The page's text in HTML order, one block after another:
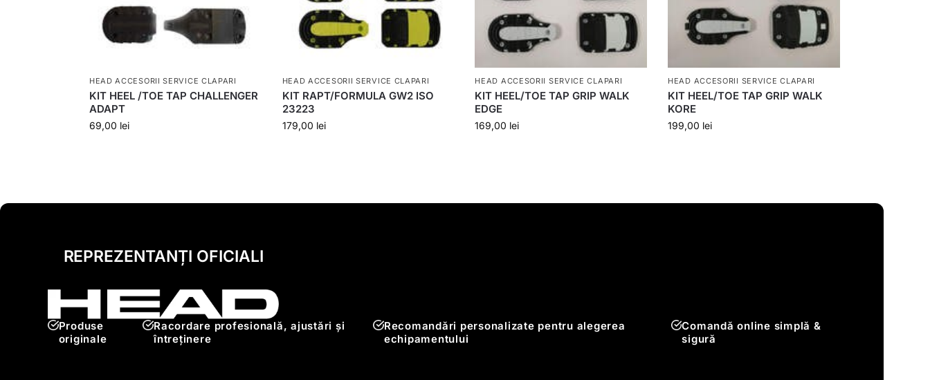
HEAD ACCESORII SERVICE CLAPARI
KIT HEEL /TOE TAP CHALLENGER
ADAPT
69,00 lei
HEAD ACCESORII SERVICE CLAPARI
KIT RAPT/FORMULA GW2 ISO
23223
179,00 lei
HEAD ACCESORII SERVICE CLAPARI
KIT HEEL/TOE TAP GRIP WALK
EDGE
169,00 lei
HEAD ACCESORII SERVICE CLAPARI
KIT HEEL/TOE TAP GRIP WALK
KORE
199,00 lei
REPREZENTANȚI OFICIALI
Produse
originale
Racordare profesională, ajustări și
întreținere
Recomandări personalizate pentru alegerea
echipamentului
Comandă online simplă &
sigură